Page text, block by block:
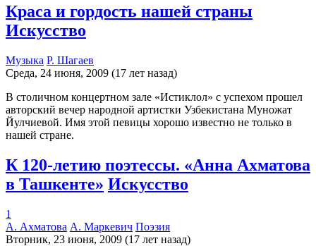
Краса и гордость нашей страны
Искусство
Музыка Р. Шагаев
Среда, 24 июня, 2009 (17 лет назад)
В столичном концертном зале «Истиклол» с успехом прошел
авторский вечер народной артистки Узбекистана Муножат
Йулчиевой. Имя этой певицы хорошо известно не только в
нашей стране.
К 120-летию поэтессы. «Анна Ахматова
в Ташкенте» Искусство
1
А. Ахматова А. Маркевич Поэзия
Вторник, 23 июня, 2009 (17 лет назад)